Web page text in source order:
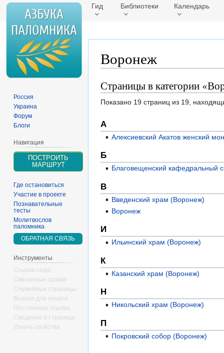
Гид Библиотеки Календарь
Воронеж
Перейти
к
навигации
Перейти
к
поиску
Страницы в категории
Показано 19 страниц из 19,
А
Алексиевский Акатов женский
Б
Благовещенский кафедральный
В
Введенский храм (Воронеж)
Воронеж
И
Ильинский храм (Воронеж)
К
Казанский храм (Воронеж)
Н
Никольский храм (Воронеж)
П
Покровский собор (Воронеж)
Россия
Украина
Форум
Блоги
Навигация
ПОСТРОИТЬ
МАРШРУТ
Где остановиться
Участие в проекте
Познавательные
тесты
Молитвослов
паломника
ОБРАТНАЯ СВЯЗЬ
Инструменты
Ссылки сюда
Связанные правки
Служебные страницы
Версия для печати
Постоянная ссылка
Сведения о странице
Узнать свойства